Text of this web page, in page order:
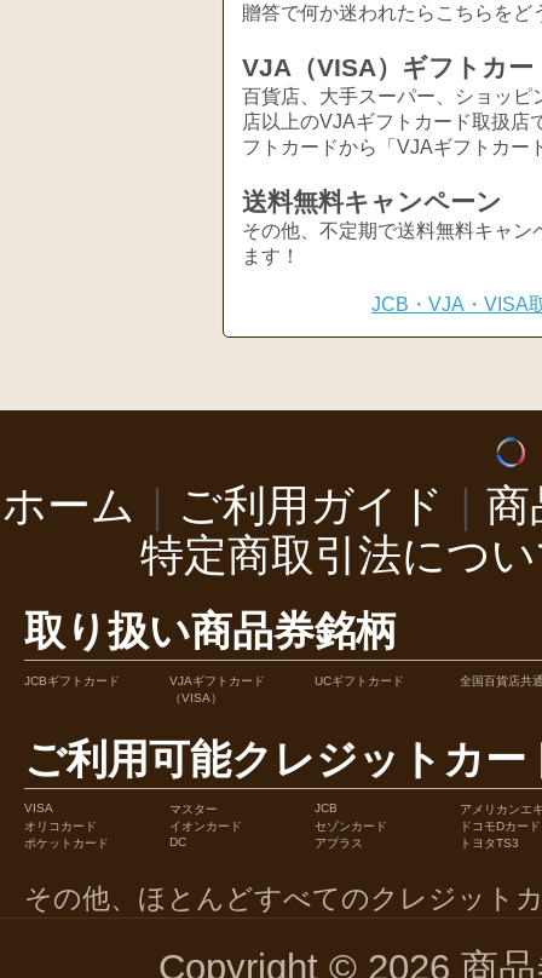
贈答で何か迷われたらこちらをど
VJA（VISA）ギフトカー
百貨店、大手スーパー、ショッ
店以上のVJAギフトカード取扱店
フトカードから「VJAギフトカー
送料無料キャンペーン
その他、不定期で送料無料キャ
ます！
JCB・VJA・VISA
ホーム ご利用ガイド
商
特定商取引法につ
取り扱い商品券銘柄
JCBギフトカード
VJAギフトカード
（VISA）
UCギフトカード 全国百貨店共
ご利用可能クレジットカー
VISA マスター JCB
アメリカンエ
オリコカード
イオンカード セゾンカード
ドコモDカード
ポケットカード
DC アプラス トヨタTS3
その他、ほとんどすべてのクレジット
Copyright © 2026 商